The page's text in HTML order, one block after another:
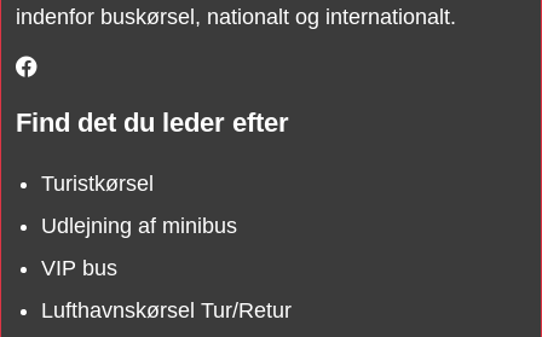
indenfor buskørsel, nationalt og internationalt.​
Find det du leder efter
Turistkørsel
Udlejning af minibus
VIP bus
Lufthavnskørsel Tur/Retur